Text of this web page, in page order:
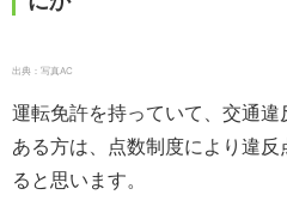
出典：写真AC
運転免許を持っていて、交通
ある方は、点数制度により違
ると思います。